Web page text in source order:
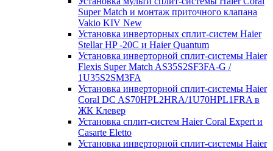
Super Match и монтаж приточного клапана
Vakio KIV New
Установка инверторных сплит-систем Haier
Stellar HP -20С и Haier Quantum
Установка инверторной сплит-системы Haier
Flexis Super Match AS35S2SF3FA-G /
1U35S2SM3FA
Установка инверторной сплит-системы Haier
Coral DC AS70HPL2HRA/1U70HPL1FRA в
ЖК Клевер
Установка сплит-систем Haier Coral Expert и
Casarte Eletto
Установка инверторной сплит-системы Haier